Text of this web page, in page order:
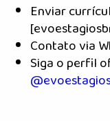
Enviar
[
Contato via
Siga o perfil